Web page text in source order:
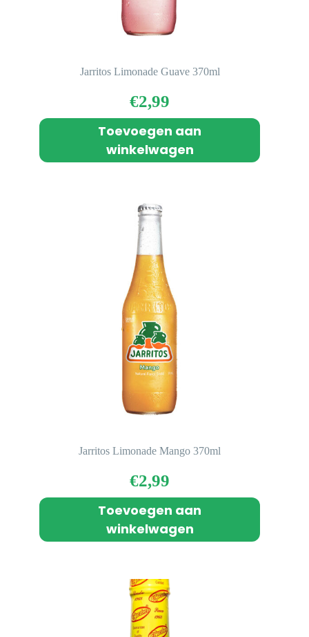
Jarritos Limonade Guave 370ml
€2,99
Toevoegen aan
winkelwagen
Jarritos Limonade Mango 370ml
€2,99
Toevoegen aan
winkelwagen